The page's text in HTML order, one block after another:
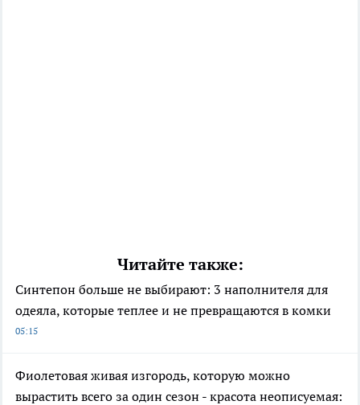
Читайте также:
Синтепон больше не выбирают: 3 наполнителя для
одеяла, которые теплее и не превращаются в комки
05:15
Фиолетовая живая изгородь, которую можно
вырастить всего за один сезон - красота неописуемая: